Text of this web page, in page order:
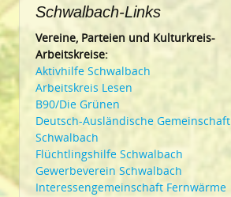
Schwalbach-Links
Vereine, Parteien und Kulturkreis-
Arbeitskreise:
Aktivhilfe Schwalbach
Arbeitskreis Lesen
B90/Die Grünen
Deutsch-Ausländische Gemeinschaft
Schwalbach
Flüchtlingshilfe Schwalbach
Gewerbeverein Schwalbach
Interessengemeinschaft Fernwärme